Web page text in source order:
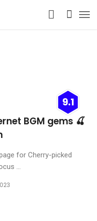
9.1
BGM gems 🍒
for Cherry-picked
...